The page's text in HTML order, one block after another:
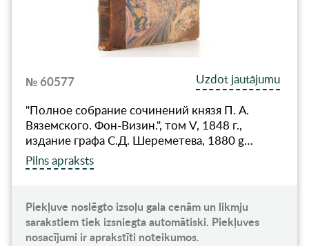
№ 60577
Uzdot jautājumu
"Полное собрание сочинений князя П. А.
Вяземского. Фон-Визин.", том V, 1848 г.,
издание графа С.Д. Шереметева, 1880 g…
Pilns apraksts
Piekļuve noslēgto izsoļu gala cenām un likmju
sarakstiem tiek izsniegta automātiski. Piekļuves
nosacījumi ir aprakstīti noteikumos.